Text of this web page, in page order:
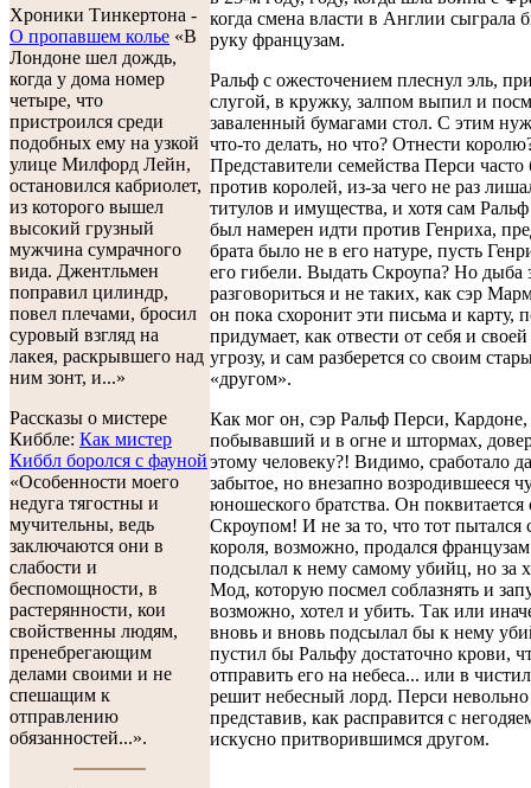
Хроники Тинкертона -
O пропавшем колье «В
Лондоне шел дождь,
когда у дома номер
четыре, что
пристроился среди
подобных ему на узкой
улице Милфорд Лейн,
остановился кабриолет,
из которого вышел
высокий грузный
мужчина сумрачного
вида. Джентльмен
поправил цилиндр,
повел плечами, бросил
суровый взгляд на
лакея, раскрывшего над
ним зонт, и...»
Рассказы о мистере
Киббле: Как мистер
Киббл боролся с фауной
«Особенности моего
недуга тягостны и
мучительны, ведь
заключаются они в
слабости и
беспомощности, в
растерянности, кои
свойственны людям,
пренебрегающим
делами своими и не
спешащим к
отправлению
обязанностей...».
когда смена власти в Англии сыграла
руку французам.
Ральф с ожесточением плеснул эль,
слугой, в кружку, залпом выпил и
заваленный бумагами стол. С этим
что-то делать, но что? Отнести
Представители семейства Перси часто
против королей, из-за чего не раз
титулов и имущества, и хотя сам
был намерен идти против Генриха,
брата было не в его натуре, пусть
его гибели. Выдать Скроупа? Но дыба
разговориться и не таких, как сэр
он пока схоронит эти письма и карту,
придумает, как отвести от себя и
угрозу, и сам разберется со своим
«другом».
Как мог он, сэр Ральф Перси, Кардоне,
побывавший и в огне и штормах,
этому человеку?! Видимо, сработало
забытое, но внезапно возродившееся
юношеского братства. Он поквитается
Скроупом! И не за то, что тот пытался
короля, возможно, продался
подсылал к нему самому убийц, но за
Мод, которую посмел соблазнять и
возможно, хотел и убить. Так или
вновь и вновь подсылал бы к нему
пустил бы Ральфу достаточно крови,
отправить его на небеса... или в
решит небесный лорд. Перси невольно
представив, как расправится с
искусно притворившимся другом.